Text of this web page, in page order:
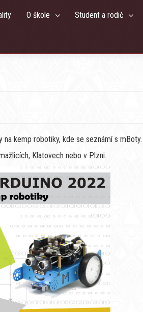
O škole Student a rodič
na kemp robotiky, kde se seznámí s mBoty.
Klatovech nebo v Plzni.